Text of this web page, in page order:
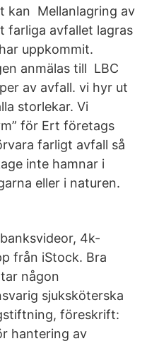
kan Mellanlagring av
farliga avfallet lagras
uppkommit.
anmälas till LBC
av avfall. vi hyr ut
storlekar. Vi
för Ert företags
farligt avfall så
inte hamnar i
eller i naturen.
4k-
från iStock. Bra
någon
sjuksköterska
föreskrift:
hantering av